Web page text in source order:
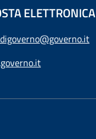
ELETTRONICA